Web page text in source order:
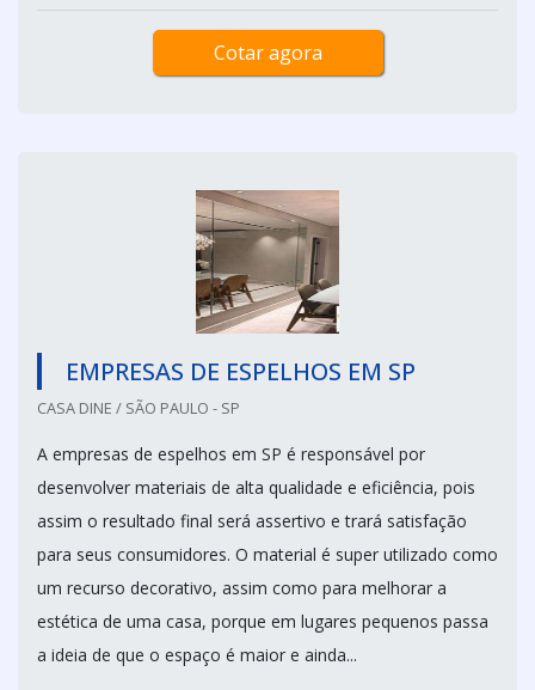
Cotar agora
EMPRESAS DE ESPELHOS EM SP
CASA DINE / SÃO PAULO - SP
A empresas de espelhos em SP é responsável por
desenvolver materiais de alta qualidade e eficiência, pois
assim o resultado final será assertivo e trará satisfação
para seus consumidores. O material é super utilizado como
um recurso decorativo, assim como para melhorar a
estética de uma casa, porque em lugares pequenos passa
a ideia de que o espaço é maior e ainda...